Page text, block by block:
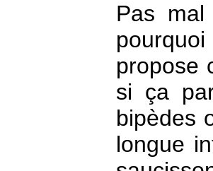
Pas
propose
si ça
bipèdes
longue